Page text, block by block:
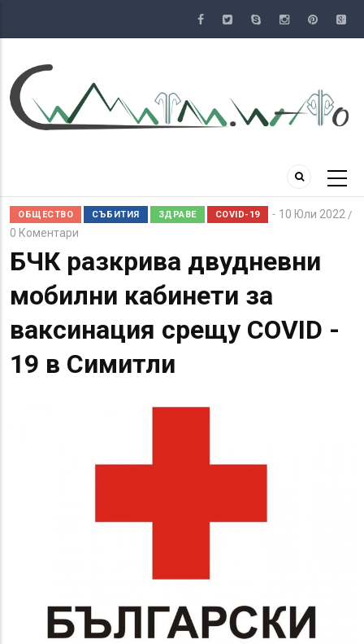
съдържание
ОБЩЕСТВО СЪБИТИЯ ЗДРАВЕ COVID-19 10 Юли 2022 /
0 Коментари
БЧК разкрива двудневни
мобилни кабинети за
ваксинация срещу COVID -
19 в Симитли